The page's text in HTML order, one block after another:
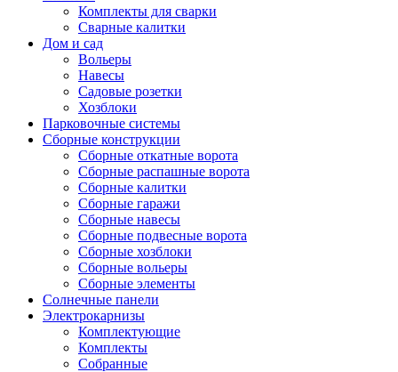
Комплекты для сварки
Сварные калитки
Дом и сад
Вольеры
Навесы
Садовые розетки
Хозблоки
Парковочные системы
Сборные конструкции
Сборные откатные ворота
Сборные распашные ворота
Сборные калитки
Сборные гаражи
Сборные навесы
Сборные подвесные ворота
Сборные хозблоки
Сборные вольеры
Сборные элементы
Солнечные панели
Электрокарнизы
Комплектующие
Комплекты
Собранные